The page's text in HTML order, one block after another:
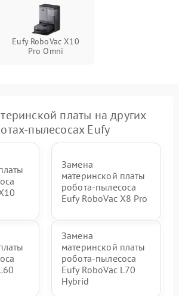
Eufy RoboVac X10
Pro Omni
платы на других
пылесосах Eufy
Замена
материнской платы
робота-пылесоса
Eufy RoboVac X8 Pro
Замена
материнской платы
робота-пылесоса
Eufy RoboVac L70
Hybrid